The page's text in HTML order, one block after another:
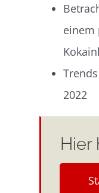
einem
2022
Hier